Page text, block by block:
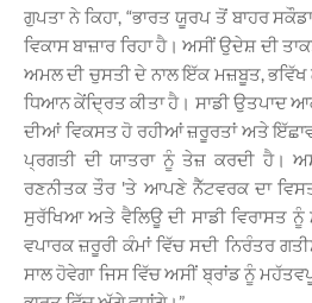
ਗੁਪਤਾ ਨੇ ਕਿਹਾ, “ਭਾਰਤ ਯੂਰਪ ਤੋਂ ਬਾਹਰ
ਵਿਕਾਸ ਬਾਜ਼ਾਰ ਰਿਹਾ ਹੈ। ਅਸੀਂ ਉਦੇਸ਼ ਦੀ
ਅਮਲ ਦੀ ਚੁਸਤੀ ਦੇ ਨਾਲ ਇੱਕ ਮਜ਼ਬੂਤ,
ਧਿਆਨ ਕੇਂਦ੍ਰਿਤ ਕੀਤਾ ਹੈ। ਸਾਡੀ ਉਤਪਾਦ
ਦੀਆਂ ਵਿਕਸਤ ਹੋ ਰਹੀਆਂ ਜ਼ਰੂਰਤਾਂ ਅਤੇ
ਪ੍ਰਗਤੀ ਦੀ ਯਾਤਰਾ ਨੂੰ ਤੇਜ਼ ਕਰਦੀ ਹੈ।
ਰਣਨੀਤਕ ਤੌਰ 'ਤੇ ਆਪਣੇ ਨੈੱਟਵਰਕ ਦਾ
ਸੁਰੱਖਿਆ ਅਤੇ ਵੈਲਿਊ ਦੀ ਸਾਡੀ ਵਿਰਾਸਤ ਨੂੰ
ਵਪਾਰਕ ਜ਼ਰੂਰੀ ਕੰਮਾਂ ਵਿੱਚ ਸਦੀ ਨਿਰੰਤਰ
ਸਾਲ ਹੋਵੇਗਾ ਜਿਸ ਵਿੱਚ ਅਸੀਂ ਬ੍ਰਾਂਡ ਨੂੰ